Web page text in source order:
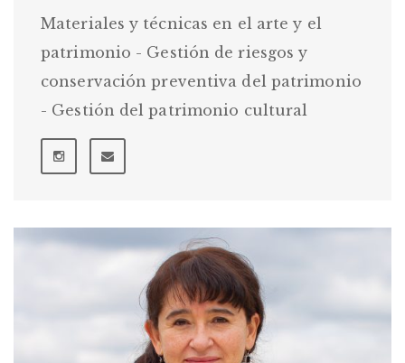
Materiales y técnicas en el arte y el
patrimonio - Gestión de riesgos y
conservación preventiva del patrimonio
- Gestión del patrimonio cultural